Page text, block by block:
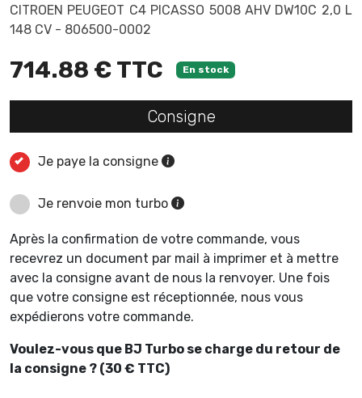
CITROEN PEUGEOT C4 PICASSO 5008 AHV DW10C 2,0 L
148 CV - 806500-0002
714.88 € TTC En stock
Consigne
Je paye la consigne
Je renvoie mon turbo
Après la confirmation de votre commande, vous
recevrez un document par mail à imprimer et à mettre
avec la consigne avant de nous la renvoyer. Une fois
que votre consigne est réceptionnée, nous vous
expédierons votre commande.
Voulez-vous que BJ Turbo se charge du retour de
la consigne ? (30 € TTC)